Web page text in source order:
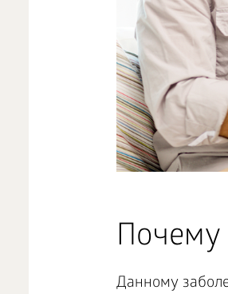
Почему
Данному